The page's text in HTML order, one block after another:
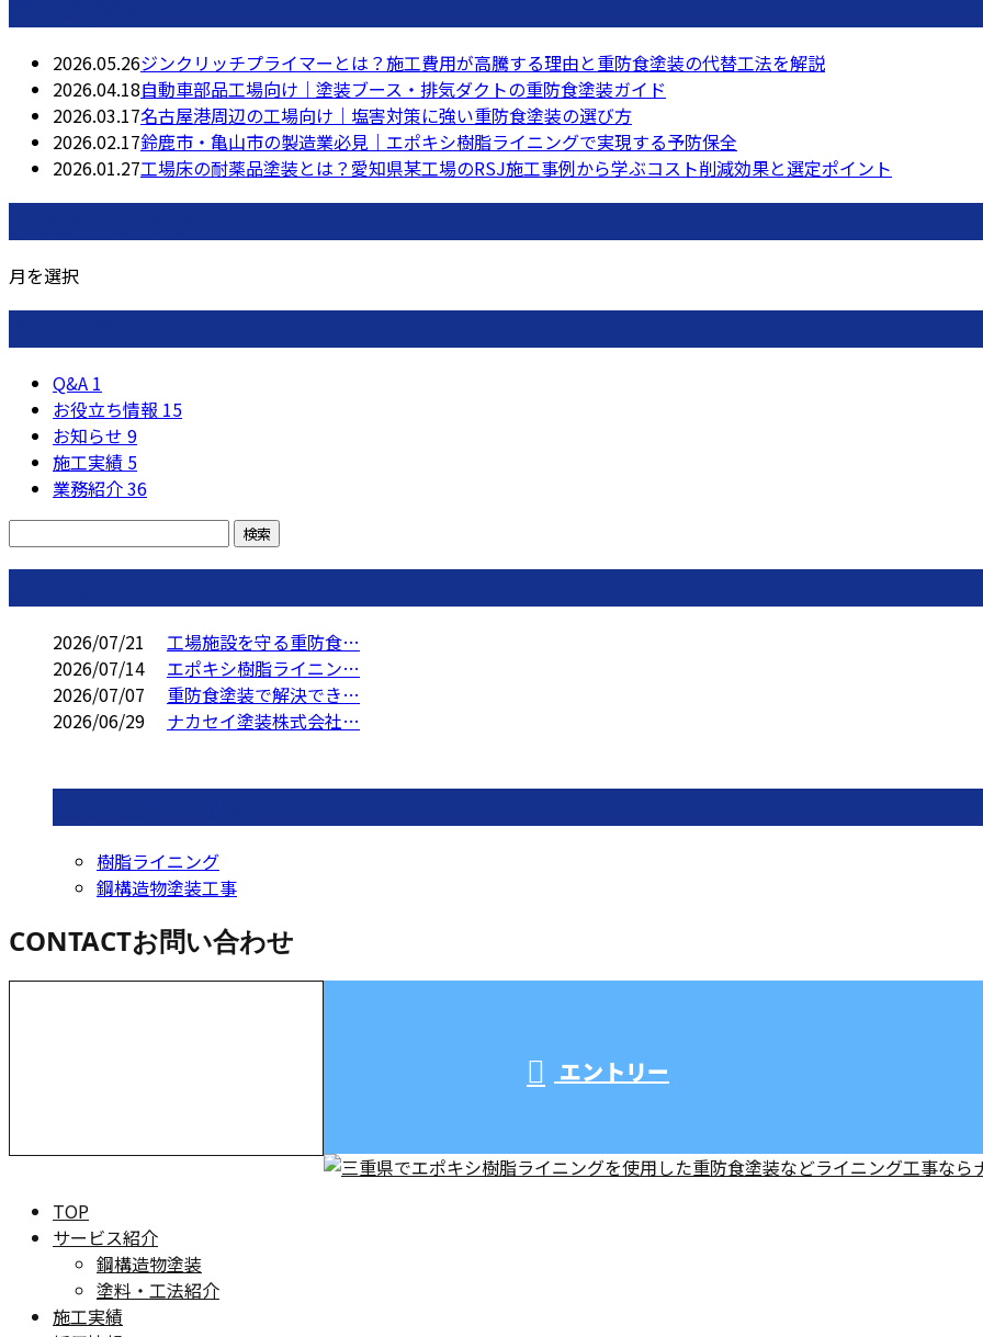
2026.05.26ジンクリッチプライマーとは？施工費用が高騰する理由と重防食塗装の代替工法を解説
2026.04.18自動車部品工場向け｜塗装ブース・排気ダクトの重防食塗装ガイド
2026.03.17名古屋港周辺の工場向け｜塩害対策に強い重防食塗装の選び方
2026.02.17鈴鹿市・亀山市の製造業必見｜エポキシ樹脂ライニングで実現する予防保全
2026.01.27工場床の耐薬品塗装とは？愛知県某工場のRSJ施工事例から学ぶコスト削減効果と選定ポイント
月を選択
Q&A 1
お役立ち情報 15
お知らせ 9
施工実績 5
業務紹介36
2026/07/21
工場施設を守る重防食…
2026/07/14
エポキシ樹脂ライニン…
2026/07/07
重防食塗装で解決でき…
2026/06/29
ナカセイ塗装株式会社…
樹脂ライニング
鋼構造物塗装工事
CONTACTお問い合わせ
エントリー
TOP
サービス紹介
鋼構造物塗装
塗料・工法紹介
施工実績